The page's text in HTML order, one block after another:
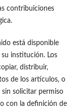
contribuiciones
está disponible
institución. Los
distribuir,
de los artículos, o
solicitar permiso
con la definición de